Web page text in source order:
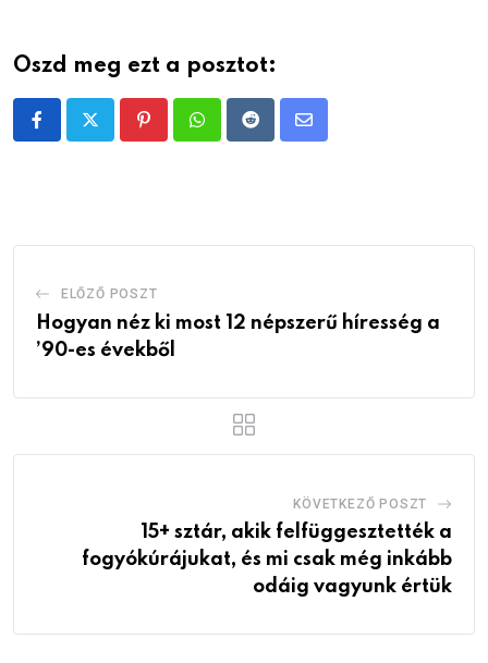
Oszd meg ezt a posztot:
PinterestWhatsappRedditShare
ELŐZŐ POSZT
Hogyan néz ki most 12 népszerű híresség a
’90-es évekből
KÖVETKEZŐ POSZT
15+ sztár, akik felfüggesztették a
fogyókúrájukat, és mi csak még inkább
odáig vagyunk értük